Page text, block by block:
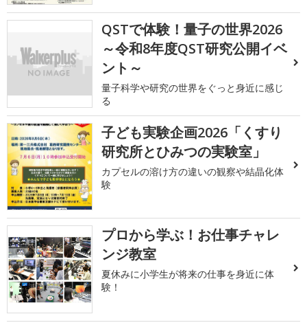
QSTで体験！量子の世界2026
～令和8年度QST研究公開イベ
ント～
量子科学や研究の世界をぐっと身近に感じ
る
子ども実験企画2026「くすり
研究所とひみつの実験室」
カプセルの溶け方の違いの観察や結晶化体
験
プロから学ぶ！お仕事チャレ
ンジ教室
夏休みに小学生が将来の仕事を身近に体
験！